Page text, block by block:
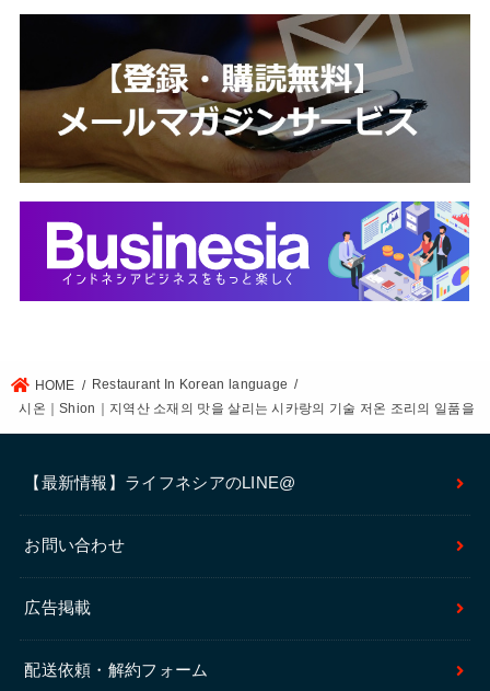
HOME
Restaurant In Korean language
시온｜Shion｜지역산 소재의 맛을 살리는 시카랑의 기술 저온 조리의 일품을
【最新情報】ライフネシアのLINE@
お問い合わせ
広告掲載
配送依頼・解約フォーム